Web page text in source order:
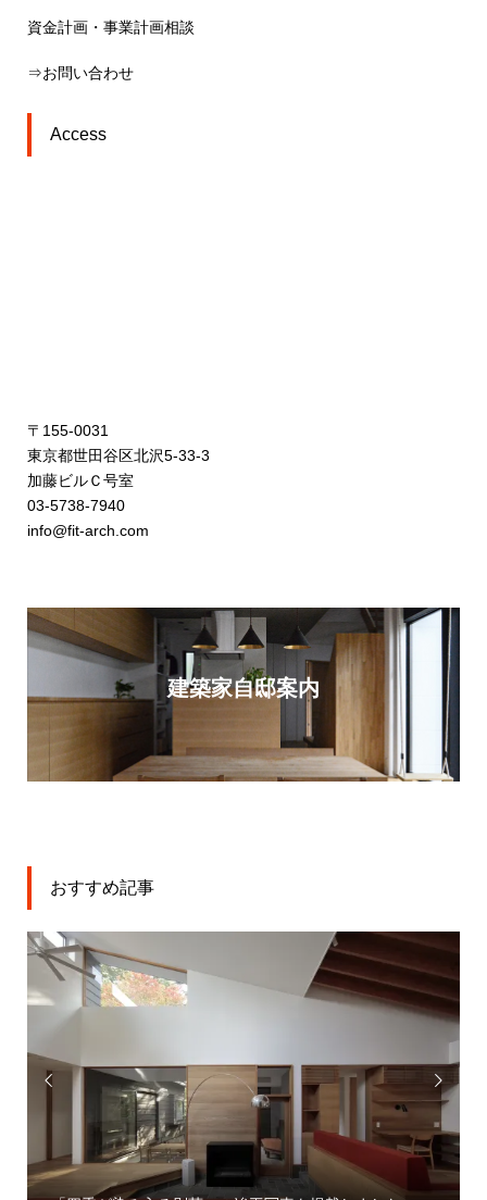
資金計画・事業計画相談
⇒お問い合わせ
Access
〒155-0031
東京都世田谷区北沢5-33-3
加藤ビルＣ号室
03-5738-7940
info@fit-arch.com
建築家自邸案内
おすすめ記事

「大宮駅東口大門町２丁目中地区第一種市街地再開
